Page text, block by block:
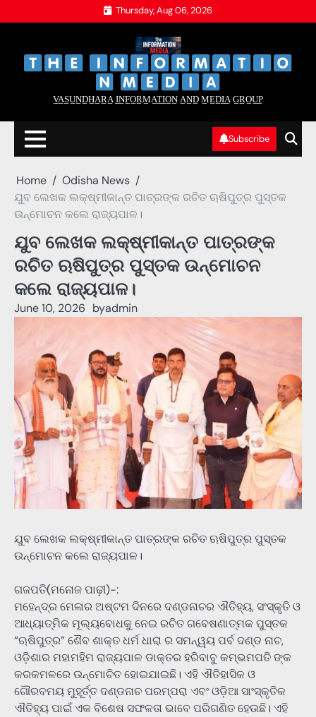
to
Thursday, Aug 06, 2026
V̲A̲S̲U̲N̲D̲H̲A̲R̲A̲ I̲N̲F̲O̲R̲M̲A̲T̲I̲O̲N̲ A̲N̲D̲ M̲E̲D̲I̲A̲ G̲R̲O̲U̲P̲
Subscribe
Home
Odisha News
ଯୁବ ଲେଖକ ଲକ୍ଷ୍ମୀକାନ୍ତ ପାତ୍ରଙ୍କ ରଚିତ ଋଷିପୁତ୍ର ପୁସ୍ତକ
ଉନ୍ମୋଚନ କଲେ ରାଜ୍ୟପାଳ।
ଯୁବ ଲେଖକ ଲକ୍ଷ୍ମୀକାନ୍ତ ପାତ୍ରଙ୍କ
ରଚିତ ଋଷିପୁତ୍ର ପୁସ୍ତକ ଉନ୍ମୋଚନ
କଲେ ରାଜ୍ୟପାଳ।
June 10, 2026 byadmin
ଯୁବ ଲେଖକ ଲକ୍ଷ୍ମୀକାନ୍ତ ପାତ୍ରଙ୍କ ରଚିତ ଋଷିପୁତ୍ର ପୁସ୍ତକ
ଉନ୍ମୋଚନ କଲେ ରାଜ୍ୟପାଳ।
ଗଜପତି(ମନୋଜ ପାଢ଼ୀ)-:
ମହେନ୍ଦ୍ର ମେଳାର ଅଷ୍ଟମ ଦିନରେ ଦଣ୍ଡନାଚର ଐତିହ୍ୟ, ସଂସ୍କୃତି ଓ
ଆଧ୍ୟାତ୍ମିକ ମୂଲ୍ୟବୋଧକୁ ନେଇ ରଚିତ ଗବେଷଣାତ୍ମକ ପୁସ୍ତକ
“ଋଷିପୁତ୍ର” ଶୈବ ଶାକ୍ତ ଧର୍ମ ଧାରା ର ସମନ୍ୱୟ ପର୍ବ ଦଣ୍ଡ ନାଚ,
ଓଡ଼ିଶାର ମହାମହିମ ରାଜ୍ୟପାଳ ଡାକ୍ତର ହରିବାବୁ କମ୍ଭମପତି ଙ୍କ
କରକମଳରେ ଉନ୍ମୋଚିତ ହୋଇଯାଇଛି। ଏହି ଐତିହାସିକ ଓ
ଗୌରବମୟ ମୁହୂର୍ତ୍ତ ଦଣ୍ଡନାଚ ପରମ୍ପରା ଏବଂ ଓଡ଼ିଆ ସାଂସ୍କୃତିକ
ଐତିହ୍ୟ ପାଇଁ ଏକ ବିଶେଷ ସଫଳତା ଭାବେ ପରିଗଣିତ ହେଉଛି। ଏହି